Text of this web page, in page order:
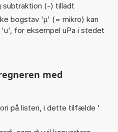
subtraktion (-) tilladt
bogstav 'µ' (= mikro) kan
for eksempel uPa i stedet
med
på listen, i dette tilfælde '